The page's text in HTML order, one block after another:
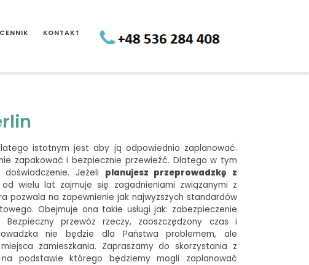
CENNIK KONTAKT
istotnym jest aby ją odpowiednio zaplanować.
zapakować i bezpiecznie przewieźć. Dlatego w tym
Jeżeli planujesz przeprowadzkę z
wielu lat zajmuje się zagadnieniami związanymi z
pozwala na zapewnienie jak najwyższych standardów
Obejmuje ona takie usługi jak: zabezpieczenie
przewóz rzeczy, zaoszczędzony czas i
nie będzie dla Państwa problemem, ale
zamieszkania. Zapraszamy do skorzystania z
podstawie którego będziemy mogli zaplanować